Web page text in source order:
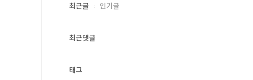
최근글 인기글
최근댓글
태그